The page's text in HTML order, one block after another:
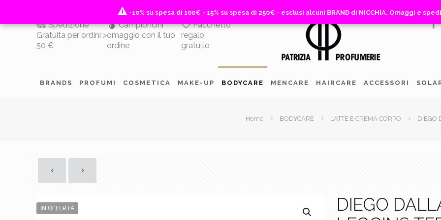
Spedizione
Gratuita per ordini >
50 €
Campioncini
omaggio con il tuo
ordine
Pacchetto
regalo
gratuito
BRANDS PROFUMI COSMETICA MAKE-UP BODYCARE MENCARE HAIRCARE ACCESSORI
Home BODYCARE LATTE E CREMA CORPO DIEGO
IN OFFERTA
DIEGO
-10% su spesa di 100€ - 15% su spesa di 250€ - esclusi alcuni BRAND di NICCHIA. Omaggi e
-10% su spesa di 100€ - 15% su spesa di 250€ - esclusi alcuni BRAND di NICCHIA. Omaggi e